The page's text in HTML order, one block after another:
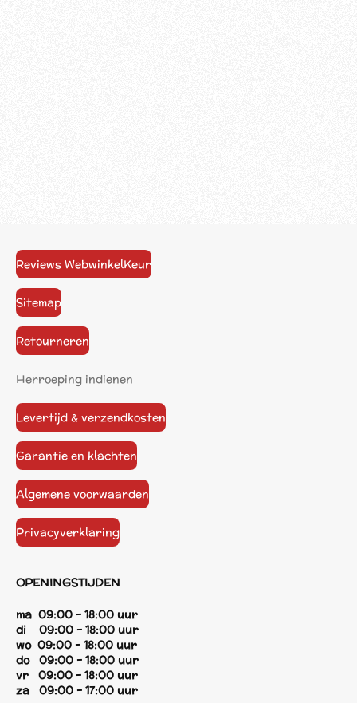
Reviews WebwinkelKeur
Sitemap
Retourneren
Herroeping indienen
Levertijd & verzendkosten
Garantie en klachten
Algemene voorwaarden
Privacyverklaring
OPENINGSTIJDEN
ma 09:00 - 18:00 uur
di 09:00 - 18:00 uur
wo 09:00 - 18:00 uur
do 09:00 - 18:00 uur
vr 09:00 - 18:00 uur
za 09:00 - 17:00 uur